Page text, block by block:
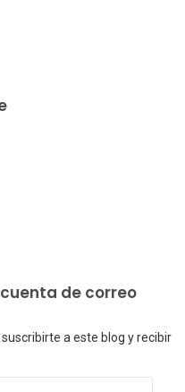
de correo
a este blog y recibir